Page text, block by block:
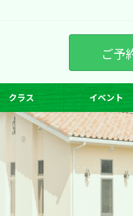
ご予
クラス イベント